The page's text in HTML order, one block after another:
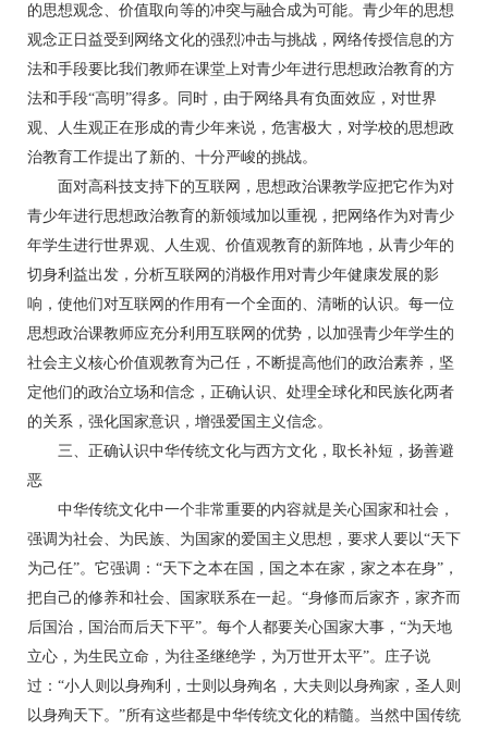
的思想观念、价值取向等的冲突与融合成为可能。青少年的思想
观念正日益受到网络文化的强烈冲击与挑战，网络传授信息的方
法和手段要比我们教师在课堂上对青少年进行思想政治教育的方
法和手段“高明”得多。同时，由于网络具有负面效应，对世界
观、人生观正在形成的青少年来说，危害极大，对学校的思想政
治教育工作提出了新的、十分严峻的挑战。
面对高科技支持下的互联网，思想政治课教学应把它作为对
青少年进行思想政治教育的新领域加以重视，把网络作为对青少
年学生进行世界观、人生观、价值观教育的新阵地，从青少年的
切身利益出发，分析互联网的消极作用对青少年健康发展的影
响，使他们对互联网的作用有一个全面的、清晰的认识。每一位
思想政治课教师应充分利用互联网的优势，以加强青少年学生的
社会主义核心价值观教育为己任，不断提高他们的政治素养，坚
定他们的政治立场和信念，正确认识、处理全球化和民族化两者
的关系，强化国家意识，增强爱国主义信念。
三、正确认识中华传统文化与西方文化，取长补短，扬善避
恶
中华传统文化中一个非常重要的内容就是关心国家和社会，
强调为社会、为民族、为国家的爱国主义思想，要求人要以“天下
为己任”。它强调：“天下之本在国，国之本在家，家之本在身”，
把自己的修养和社会、国家联系在一起。“身修而后家齐，家齐而
后国治，国治而后天下平”。每个人都要关心国家大事，“为天地
立心，为生民立命，为往圣继绝学，为万世开太平”。庄子说
过：“小人则以身殉利，士则以身殉名，大夫则以身殉家，圣人则
以身殉天下。”所有这些都是中华传统文化的精髓。当然中国传统